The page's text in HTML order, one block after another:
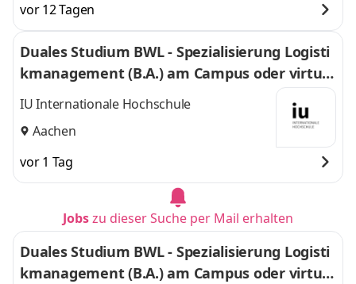
vor 12 Tagen
Duales Studium BWL - Spezialisierung Logisti
kmanagement (B.A.) am Campus oder virtuel
l
IU Internationale Hochschule
Aachen
vor 1 Tag
Jobszu dieser Suche per Mail erhalten
Duales Studium BWL - Spezialisierung Logisti
kmanagement (B.A.) am Campus oder virtuel